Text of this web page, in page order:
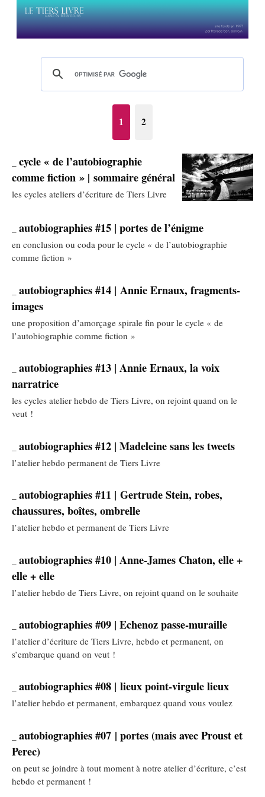
1 2
cycle « de l’autobiographie
comme fiction » | sommaire général
les cycles ateliers d’écriture de Tiers Livre
autobiographies #15 | portes de l’énigme
en conclusion ou coda pour le cycle « de l’autobiographie
comme fiction »
autobiographies #14 | Annie Ernaux, fragments-
images
une proposition d’amorçage spirale fin pour le cycle « de
l’autobiographie comme fiction »
autobiographies #13 | Annie Ernaux, la voix
narratrice
les cycles atelier hebdo de Tiers Livre, on rejoint quand on le
veut !
autobiographies #12 | Madeleine sans les tweets
l’atelier hebdo permanent de Tiers Livre
autobiographies #11 | Gertrude Stein, robes,
chaussures, boîtes, ombrelle
l’atelier hebdo et permanent de Tiers Livre
autobiographies #10 | Anne-James Chaton, elle +
elle + elle
l’atelier hebdo de Tiers Livre, on rejoint quand on le souhaite
autobiographies #09 | Echenoz passe-muraille
l’atelier d’écriture de Tiers Livre, hebdo et permanent, on
s’embarque quand on veut !
autobiographies #08 | lieux point-virgule lieux
l’atelier hebdo et permanent, embarquez quand vous voulez
autobiographies #07 | portes (mais avec Proust et
Perec)
on peut se joindre à tout moment à notre atelier d’écriture, c’est
hebdo et permanent !